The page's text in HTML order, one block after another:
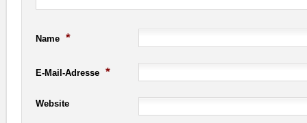
Name *
E-Mail-Adresse *
Website